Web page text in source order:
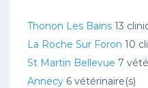
Thonon Les Bains 13
La Roche Sur Foron 10
St Martin Bellevue 7
Annecy 6 vétérinaire(s)